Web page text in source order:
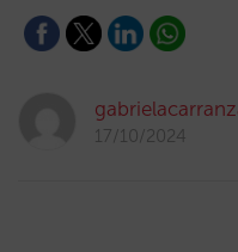
17/10/2024